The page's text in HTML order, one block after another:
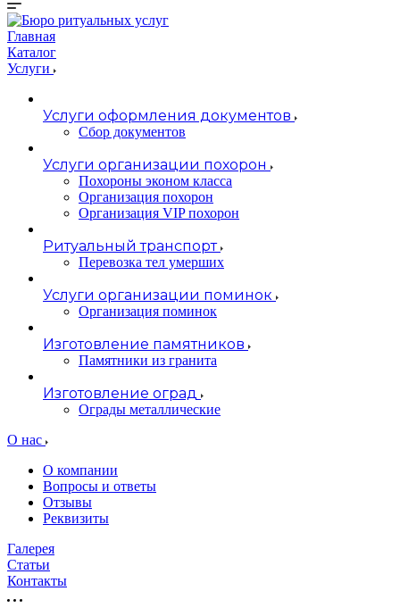
Главная
Каталог
Услуги
Услуги оформления документов
Сбор документов
Услуги организации похорон
Похороны эконом класса
Организация похорон
Организация VIP похорон
Ритуальный транспорт
Перевозка тел умерших
Услуги организации поминок
Организация поминок
Изготовление памятников
Памятники из гранита
Изготовление оград
Ограды металлические
О нас
О компании
Вопросы и ответы
Отзывы
Реквизиты
Галерея
Статьи
Контакты